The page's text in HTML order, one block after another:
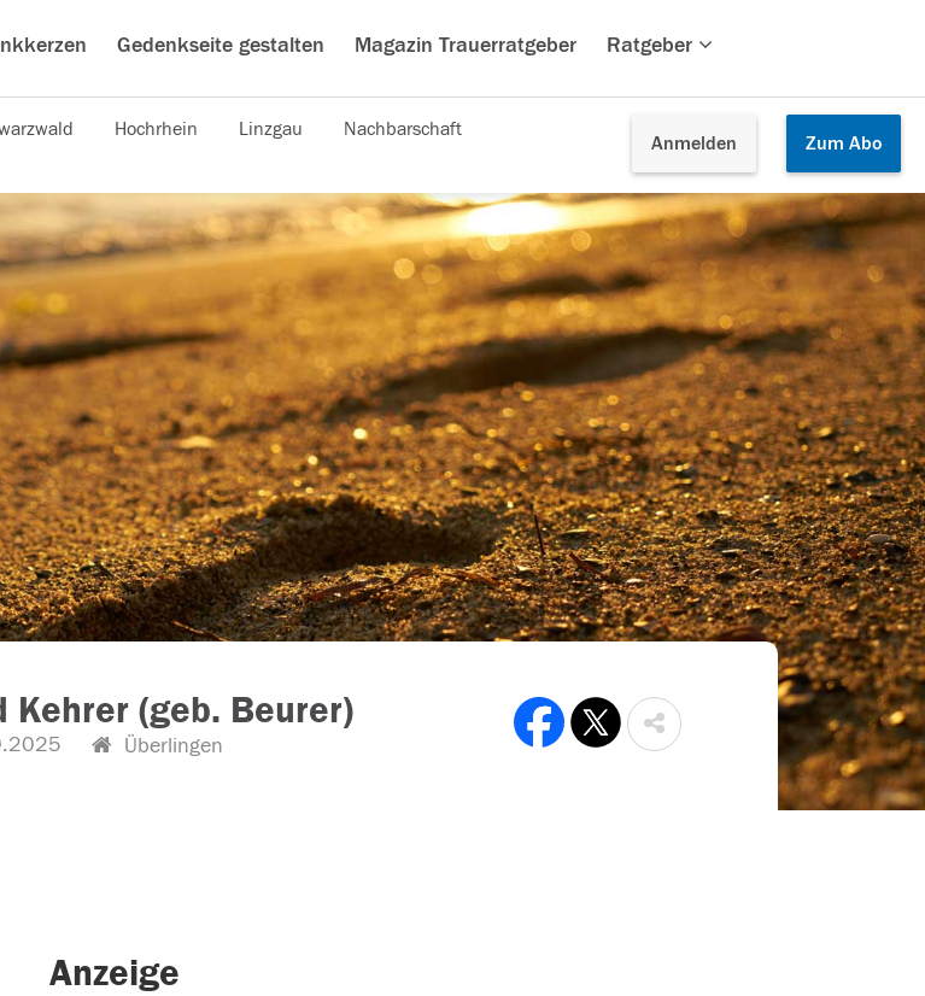
Gedenkseite gestalten Magazin Trauerratgeber Ratgeber
Anmelden Zum Abo
Hochrhein Linzgau Nachbarschaft
Kehrer (geb. Beurer)
Überlingen
Anzeige